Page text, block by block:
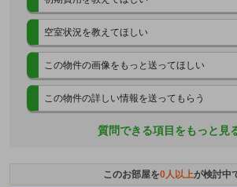
空室状況を教えてほしい
この物件の画像をもっと送ってほしい
この物件の詳しい情報を送ってもらう
質問できる項目をもっと見
このお部屋を0人以上が検討中